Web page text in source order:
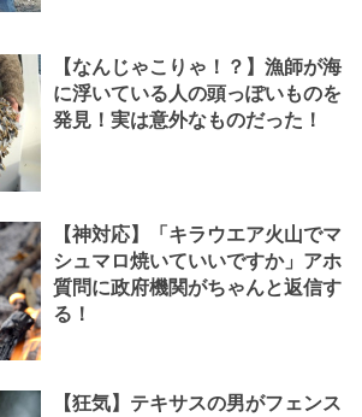
【なんじゃこりゃ！？】漁師が海
に浮いている人の頭っぽいものを
発見！実は意外なものだった！
【神対応】「キラウエア火山でマ
シュマロ焼いていいですか」アホ
質問に政府機関がちゃんと返信す
る！
【狂気】テキサスの男がフェンス